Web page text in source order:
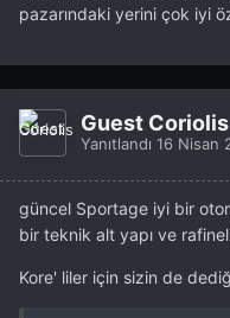
pazarındaki yerini çok iyi
Guest Coriolis
Yanıtlandı 16 Nisan
güncel Sportage iyi bir
bir teknik alt yapı ve
Kore' liler için sizin de